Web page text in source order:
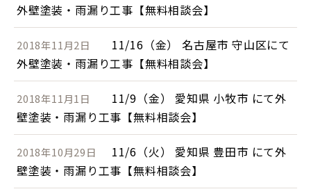
外壁塗装・雨漏り工事【無料相談会】
2018年11月2日
11/16（金） 名古屋市 守山区にて
外壁塗装・雨漏り工事【無料相談会】
2018年11月1日
11/9（金） 愛知県 小牧市 にて外
壁塗装・雨漏り工事【無料相談会】
2018年10月29日
11/6（火） 愛知県 豊田市 にて外
壁塗装・雨漏り工事【無料相談会】